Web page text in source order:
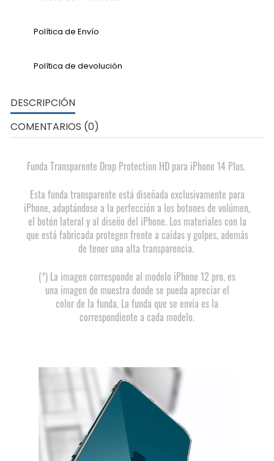
Política de Envío
Política de devolución
DESCRIPCIÓN
COMENTARIOS (0)
Funda Transparente Drop Protection HD para iPhone 14 Plus.
Esta funda transparente está diseñada exclusivamente para
iPhone, adaptándose a la perfección a los botones de volúmen,
el botón lateral y al diseño del iPhone. Los materiales con la
que está fabricada protegen frente a caídas y golpes, además
de tener una alta transparencia.
(*) La imagen corresponde al modelo iPhone 12 pro, es
una imagen de muestra donde se pueda apreciar el
color de la funda. La funda que se envía es la
correspondiente a cada modelo.